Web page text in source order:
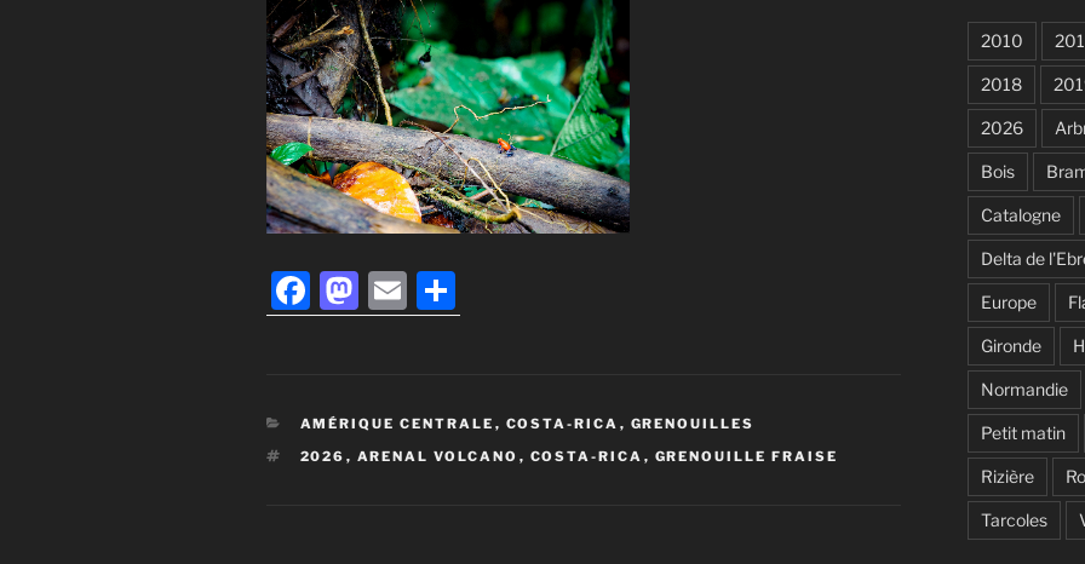
F
a
e
b
M
a
o
d
E
m
l
ar
g
er
CATÉGORIES
AMÉRIQUE CENTRALE , COSTA-RICA , GRENOUILLES
ÉTIQUETTES
2026 , ARENAL VOLCANO , COSTA-RICA , GRENOUILLE FRAISE
2010
2018
2026
Bois
Catalogne
Delta de
Europe
Gironde
Normandie
Petit matin
Rizière
Tarcoles